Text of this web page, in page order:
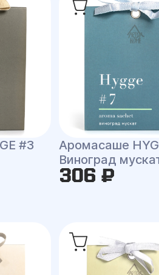
#3
Аромасаше
Виноград
306 ₽